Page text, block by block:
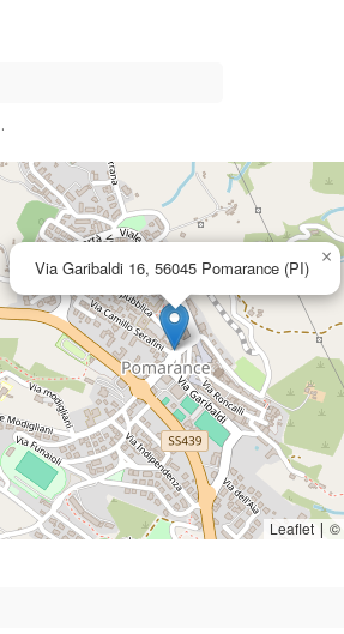
Via Garibaldi 16, 56045 Pomarance (PI) ×
Leaflet | ©